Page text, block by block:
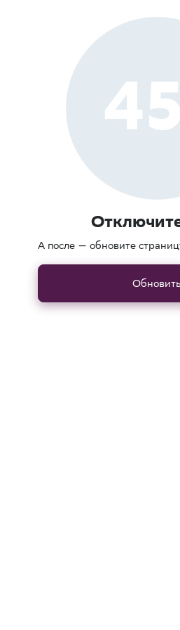
А после — обновите
Обновить